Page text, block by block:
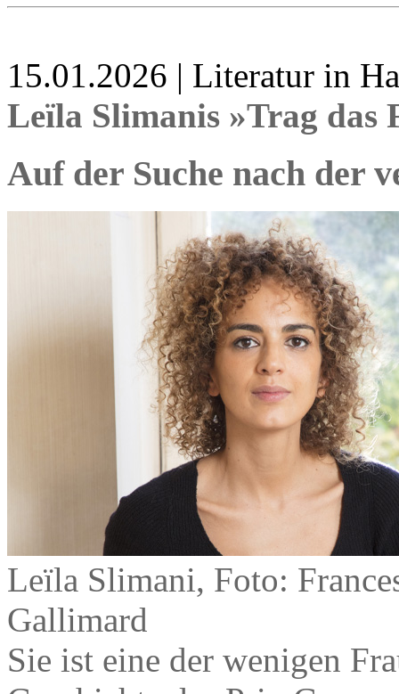
15.01.2026 | Literatur in
Leïla Slimanis »Trag das
Auf der Suche nach der
Leïla Slimani, Foto:
Gallimard
Sie ist eine der wenigen